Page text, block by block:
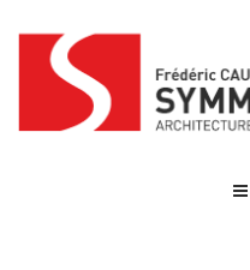
content